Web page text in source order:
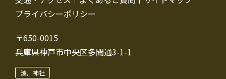
プライバシーポリシー
〒650-0015
兵庫県神戸市中央区多聞通3-1-1
湊川神社